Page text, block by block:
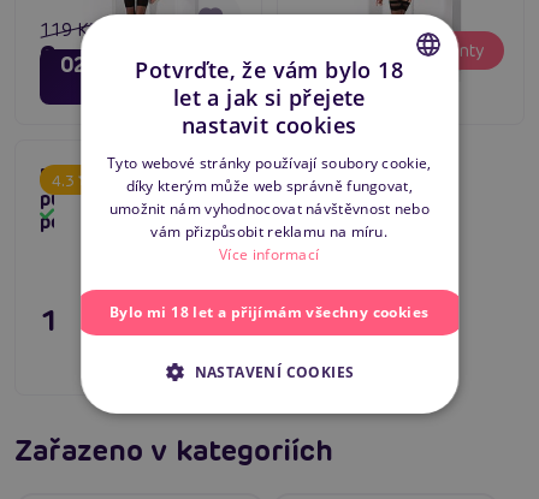
02 21 hodin
minut
119 Kč
95 Kč Varianty
4.3
Romartex Maia -
punčochy na
podvazky
Skladem
149 Kč Varianty
Zařazeno v kategoriích
ENGLISH
Potvrďte, že vám bylo 18
let a jak si přejete
nastavit cookies
Tyto webové stránky používají soubory cookie,
díky kterým může web správně fungovat,
umožnit nám vyhodnocovat návštěvnost nebo
vám přizpůsobit reklamu na míru.
Více informací
Bylo mi 18 let a přijímám všechny cookies
NASTAVENÍ COOKIES